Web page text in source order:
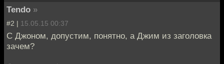
Tendo »
#2 | 15.05.15 00:37
С Джоном, допустим, понятно, а Джим из заголовка
зачем?